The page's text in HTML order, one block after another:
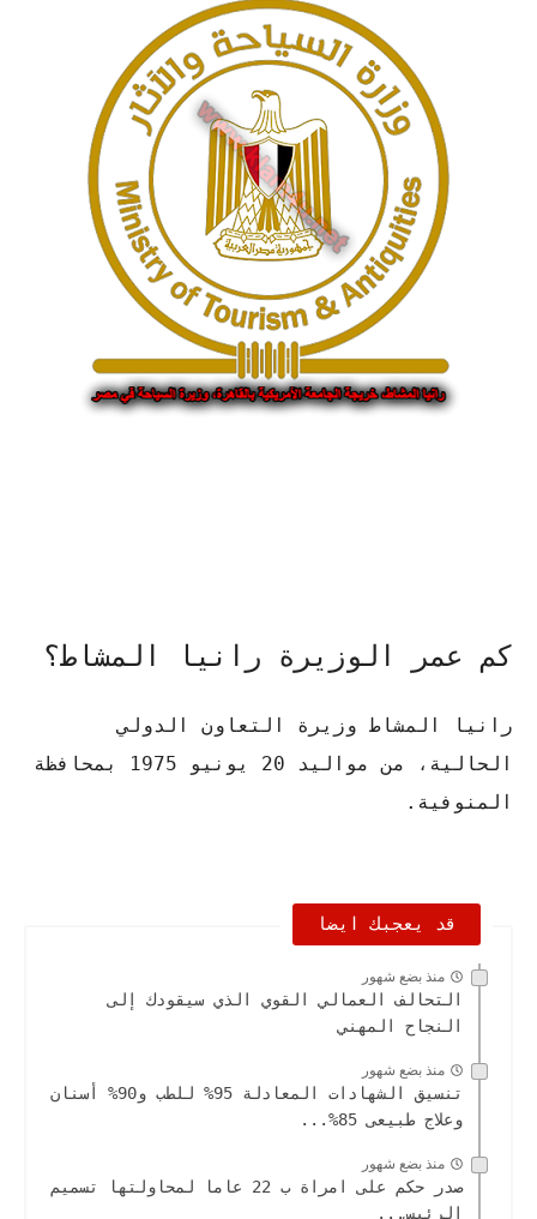
كم عمر الوزيرة رانيا المشاط؟
رانيا المشاط وزيرة التعاون الدولي
الحالية، من مواليد 20 يونيو 1975 بمحافظة
المنوفية.
قد يعجبك ايضا
منذ بضع شهور
التحالف العمالي القوي الذي سيقودك إلى
النجاح المهني
منذ بضع شهور
تنسيق الشهادات المعادلة 95% للطب و90% أسنان
وعلاج طبيعى 85%...
منذ بضع شهور
صدر حكم على امراة ب 22 عاما لمحاولتها تسميم
الرئيس...